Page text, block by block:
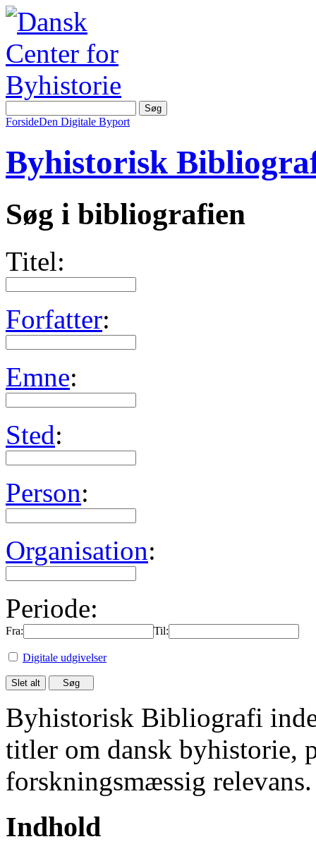
ForsideDen Digitale Byport
Byhistorisk
Søg i bibliografien
Titel:
Forfatter:
Emne:
Sted:
Person:
Organisation:
Periode:
Fra: Til:
Digitale udgivelser
Byhistorisk Bibliografi
titler om dansk byhistorie,
forskningsmæssig relevans.
Indhold